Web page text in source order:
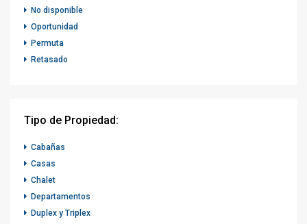
No disponible
Oportunidad
Permuta
Retasado
Tipo de Propiedad:
Cabañas
Casas
Chalet
Departamentos
Duplex y Triplex